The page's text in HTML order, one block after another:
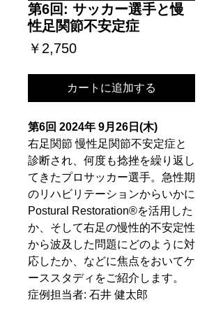
第6回: サッカー選手と慢
性足関節不安定症
￥2,750価
カートに追加する
第6回 2024年 9月26日(木)
右足関節 慢性足関節不安定症と
診断され、何度も捻挫を繰り返し
てきたプロサッカー選手。急性期
のリハビリテーションからいかに
Postural Restoration®を活用した
か、そして右足の慢性的不安定性
から波及した問題にどのように対
応したか、などに焦点をおいてケ
ーススタディをご紹介します。
症例担当者: 石井 健太郎